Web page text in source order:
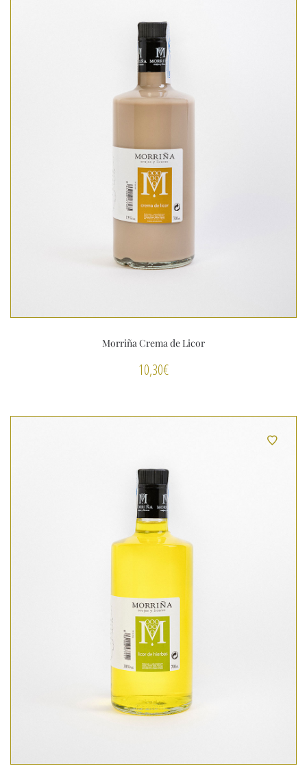
Morriña Crema de Licor
10,30€